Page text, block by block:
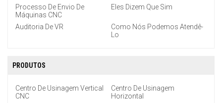
Processo De Envio De
Máquinas CNC
Eles Dizem Que Sim
Auditoria De VR
Como Nós Podemos Atendê-
Lo
PRODUTOS
Centro De Usinagem Vertical
CNC
Centro De Usinagem
Horizontal